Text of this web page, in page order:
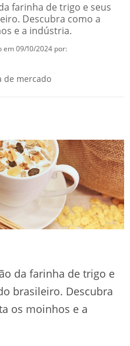
farinha de trigo e seus
Descubra como a
e a indústria.
em 09/10/2024 por:
de mercado
da farinha de trigo e
brasileiro. Descubra
os moinhos e a